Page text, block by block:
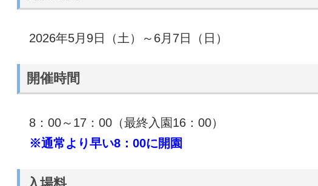
2026年5月9日（土）～6月7日（日）
開催時間
8：00～17：00（最終入園16：00）
※通常より早い8：00に開園